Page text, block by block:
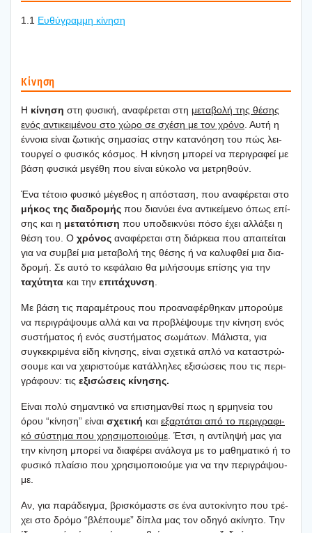
1.1 Ευθύ­γραμ­μη κίνη­ση
Κίνη­ση
Η κίνη­ση στη φυσι­κή, ανα­φέ­ρε­ται στη μετα­βο­λή της θέσης
ενός αντι­κει­μέ­νου στο χώρο σε σχέ­ση με τον χρό­νο. Αυτή η
έννοια είναι ζωτι­κής σημα­σί­ας στην κατα­νό­η­ση του πώς λει­
τουρ­γεί ο φυσι­κός κόσμος. Η κίνη­ση μπο­ρεί να περι­γρα­φεί με
βάση φυσι­κά μεγέ­θη που είναι εύκο­λο να μετρη­θούν.
Ένα τέτοιο φυσι­κό μέγε­θος η από­στα­ση, που ανα­φέ­ρε­ται στο
μήκος της δια­δρο­μής που δια­νύ­ει ένα αντι­κεί­με­νο όπως επί­
σης και η μετα­τό­πι­ση που υπο­δει­κνύ­ει πόσο έχει αλλά­ξει η
θέση του. Ο χρό­νος ανα­φέ­ρε­ται στη διάρ­κεια που απαι­τεί­ται
για να συμ­βεί μια μετα­βο­λή της θέσης ή να καλυ­φθεί μια δια­
δρο­μή. Σε αυτό το κεφά­λαιο θα μιλή­σου­με επί­σης για την
ταχύ­τη­τα και την επι­τά­χυν­ση.
Με βάση τις παρα­μέ­τρους που προ­α­να­φέρ­θη­καν μπο­ρού­με
να περι­γρά­ψου­με αλλά και να προ­βλέ­ψου­με την κίνη­ση ενός
συστή­μα­τος ή ενός συστή­μα­τος σωμά­των. Μάλι­στα, για
συγκε­κρι­μέ­να είδη κίνη­σης, είναι σχε­τι­κά απλό να κατα­στρώ­
σου­με και να χει­ρι­στού­με κατάλ­λη­λες εξι­σώ­σεις που τις περι­
γρά­φουν: τις εξι­σώ­σεις κίνη­σης.
Είναι πολύ σημα­ντι­κό να επι­ση­μαν­θεί πως η ερμη­νεία του
όρου “κίνη­ση” είναι σχε­τι­κή και εξαρ­τά­ται από το περι­γρα­φι­
κό σύστη­μα που χρη­σι­μο­ποιού­με. Έτσι, η αντί­λη­ψή μας για
την κίνη­ση μπο­ρεί να δια­φέ­ρει ανά­λο­γα με το μαθη­μα­τι­κό ή το
φυσι­κό πλαί­σιο που χρη­σι­μο­ποιού­με για να την περι­γρά­ψου­
με.
Αν, για παρά­δειγ­μα, βρι­σκό­μα­στε σε ένα αυτο­κί­νη­το που τρέ­
χει στο δρό­μο “βλέ­που­με” δίπλα μας τον οδη­γό ακί­νη­το. Την